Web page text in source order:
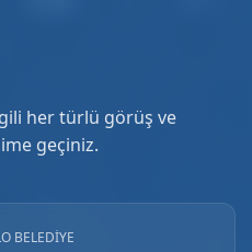
her türlü görüş ve
geçiniz.
BELEDIYE